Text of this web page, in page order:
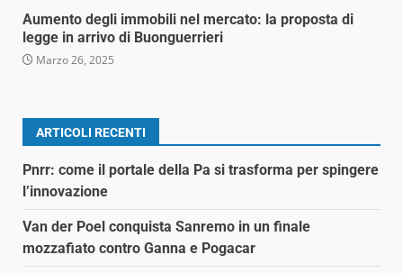
Aumento degli immobili nel mercato: la proposta di
legge in arrivo di Buonguerrieri
Marzo 26, 2025
ARTICOLI RECENTI
Pnrr: come il portale della Pa si trasforma per spingere
l’innovazione
Van der Poel conquista Sanremo in un finale
mozzafiato contro Ganna e Pogacar